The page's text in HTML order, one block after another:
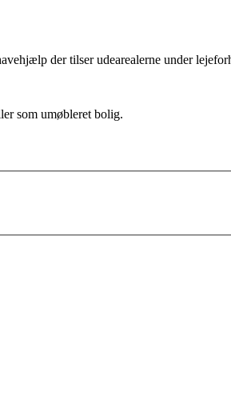
der tilser udearealerne under
som umøbleret bolig.